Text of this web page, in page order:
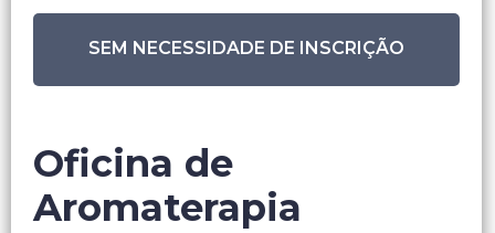
SEM NECESSIDADE DE INSCRIÇÃO
Oficina de
Aromaterapia